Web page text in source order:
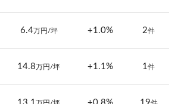
6.4万円/坪 +1.0% 2件
14.8 万円/坪 +1.1% 1件